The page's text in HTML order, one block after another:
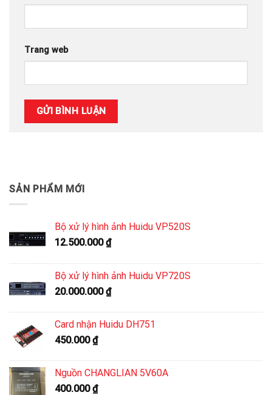
Trang web
SẢN PHẨM MỚI
Bộ xử lý hình ảnh Huidu VP520S
12.500.000₫
Bộ xử lý hình ảnh Huidu VP720S
20.000.000₫
Card nhận Huidu DH751
450.000₫
Nguồn CHANGLIAN 5V60A
400.000₫